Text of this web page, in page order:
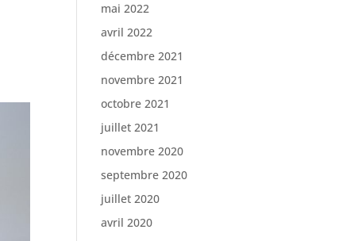
mai 2022
avril 2022
décembre 2021
novembre 2021
octobre 2021
juillet 2021
novembre 2020
septembre 2020
juillet 2020
avril 2020